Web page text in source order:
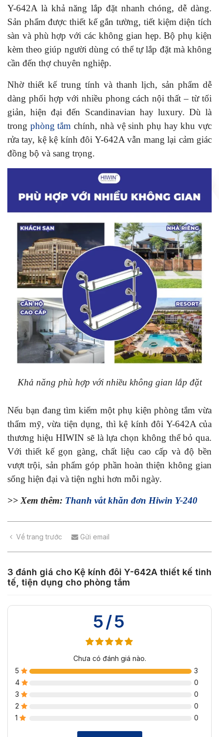
Y-642A là khả năng lắp đặt nhanh chóng, dễ dàng.
Sản phẩm được thiết kế gắn tường, tiết kiệm diện tích
sàn và phù hợp với các không gian hẹp. Bộ phụ kiện
kèm theo giúp người dùng có thể tự lắp đặt mà không
cần đến thợ chuyên nghiệp.
Nhờ thiết kế trung tính và thanh lịch, sản phẩm dễ
dàng phối hợp với nhiều phong cách nội thất – từ tối
giản, hiện đại đến Scandinavian hay luxury. Dù là
trong phòng tắm chính, nhà vệ sinh phụ hay khu vực
rửa tay, kệ kệ kính đôi Y-642A vẫn mang lại cảm giác
đồng bộ và sang trọng.
Khả năng phù hợp với nhiều không gian lắp đặt
Nếu bạn đang tìm kiếm một phụ kiện phòng tắm vừa
thẩm mỹ, vừa tiện dụng, thì kệ kính đôi Y-642A của
thương hiệu HIWIN sẽ là lựa chọn không thể bỏ qua.
Với thiết kế gọn gàng, chất liệu cao cấp và độ bền
vượt trội, sản phẩm góp phần hoàn thiện không gian
sống hiện đại và tiện nghi hơn mỗi ngày.
>> Xem thêm: Thanh vắt khăn đơn Hiwin Y-240
Về trang trước Gửi email
3 đánh giá cho Kệ kính đôi Y-642A thiết kế tinh
tế, tiện dụng cho phòng tắm
5/5
Chưa có đánh giá nào.
5
3
4
0
3
0
2
0
1
0